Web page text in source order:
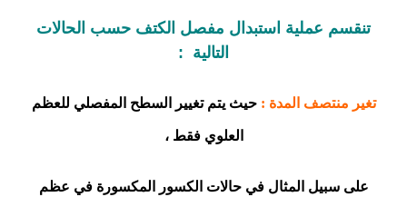
تنقسم عملية استبدال مفصل الكتف حسب الحالات
التالية :
تغير منتصف المدة : حيث يتم تغيير السطح المفصلي للعظم
العلوي فقط ،
على سبيل المثال في حالات الكسور المكسورة في عظم